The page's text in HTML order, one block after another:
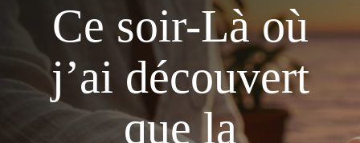
Ce soir-Là où
j’ai découvert
que la